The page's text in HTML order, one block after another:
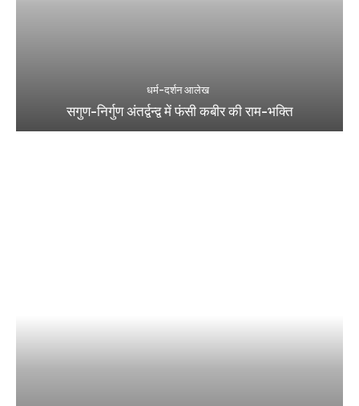
धर्म-दर्शन आलेख
सगुण-निर्गुण अंतर्द्वन्द्व में फंसी कबीर की राम-भक्ति